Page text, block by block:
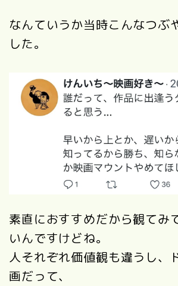
なんていうか当時こんなつぶ
した。
素直におすすめだから観てみ
いんですけどね。
人それぞれ価値観も違うし、
画だって、